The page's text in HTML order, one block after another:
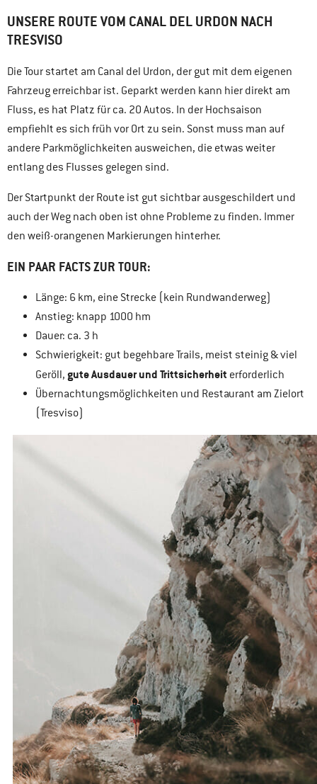
UNSERE ROUTE VOM CANAL DEL URDON NACH
TRESVISO
Die Tour startet am Canal del Urdon, der gut mit dem eigenen
Fahrzeug erreichbar ist. Geparkt werden kann hier direkt am
Fluss, es hat Platz für ca. 20 Autos. In der Hochsaison
empfiehlt es sich früh vor Ort zu sein. Sonst muss man auf
andere Parkmöglichkeiten ausweichen, die etwas weiter
entlang des Flusses gelegen sind.
Der Startpunkt der Route ist gut sichtbar ausgeschildert und
auch der Weg nach oben ist ohne Probleme zu finden. Immer
den weiß-orangenen Markierungen hinterher.
EIN PAAR FACTS ZUR TOUR:
Länge: 6 km, eine Strecke (kein Rundwanderweg)
Anstieg: knapp 1000 hm
Dauer: ca. 3 h
Schwierigkeit: gut begehbare Trails, meist steinig & viel
Geröll, gute Ausdauer und Trittsicherheit erforderlich
Übernachtungsmöglichkeiten und Restaurant am Zielort
(Tresviso)